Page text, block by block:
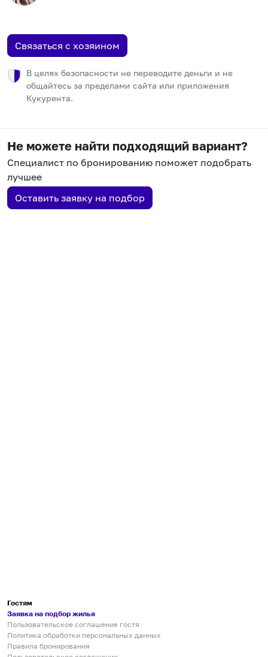
Связаться с хозяином
В целях безопасности не переводите деньги и не
общайтесь за пределами сайта или приложения
Кукурента.
Не можете найти подходящий вариант?
Специалист по бронированию поможет подобрать
лучшее
Оставить заявку на подбор
Гостям
Заявка на подбор жилья
Пользовательское соглашение гостя
Политика обработки персональных данных
Правила бронирования